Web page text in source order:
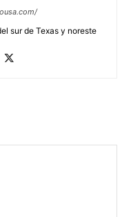
sur de Texas y noreste